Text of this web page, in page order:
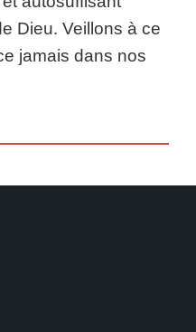
Dieu. Veillons à ce
jamais dans nos